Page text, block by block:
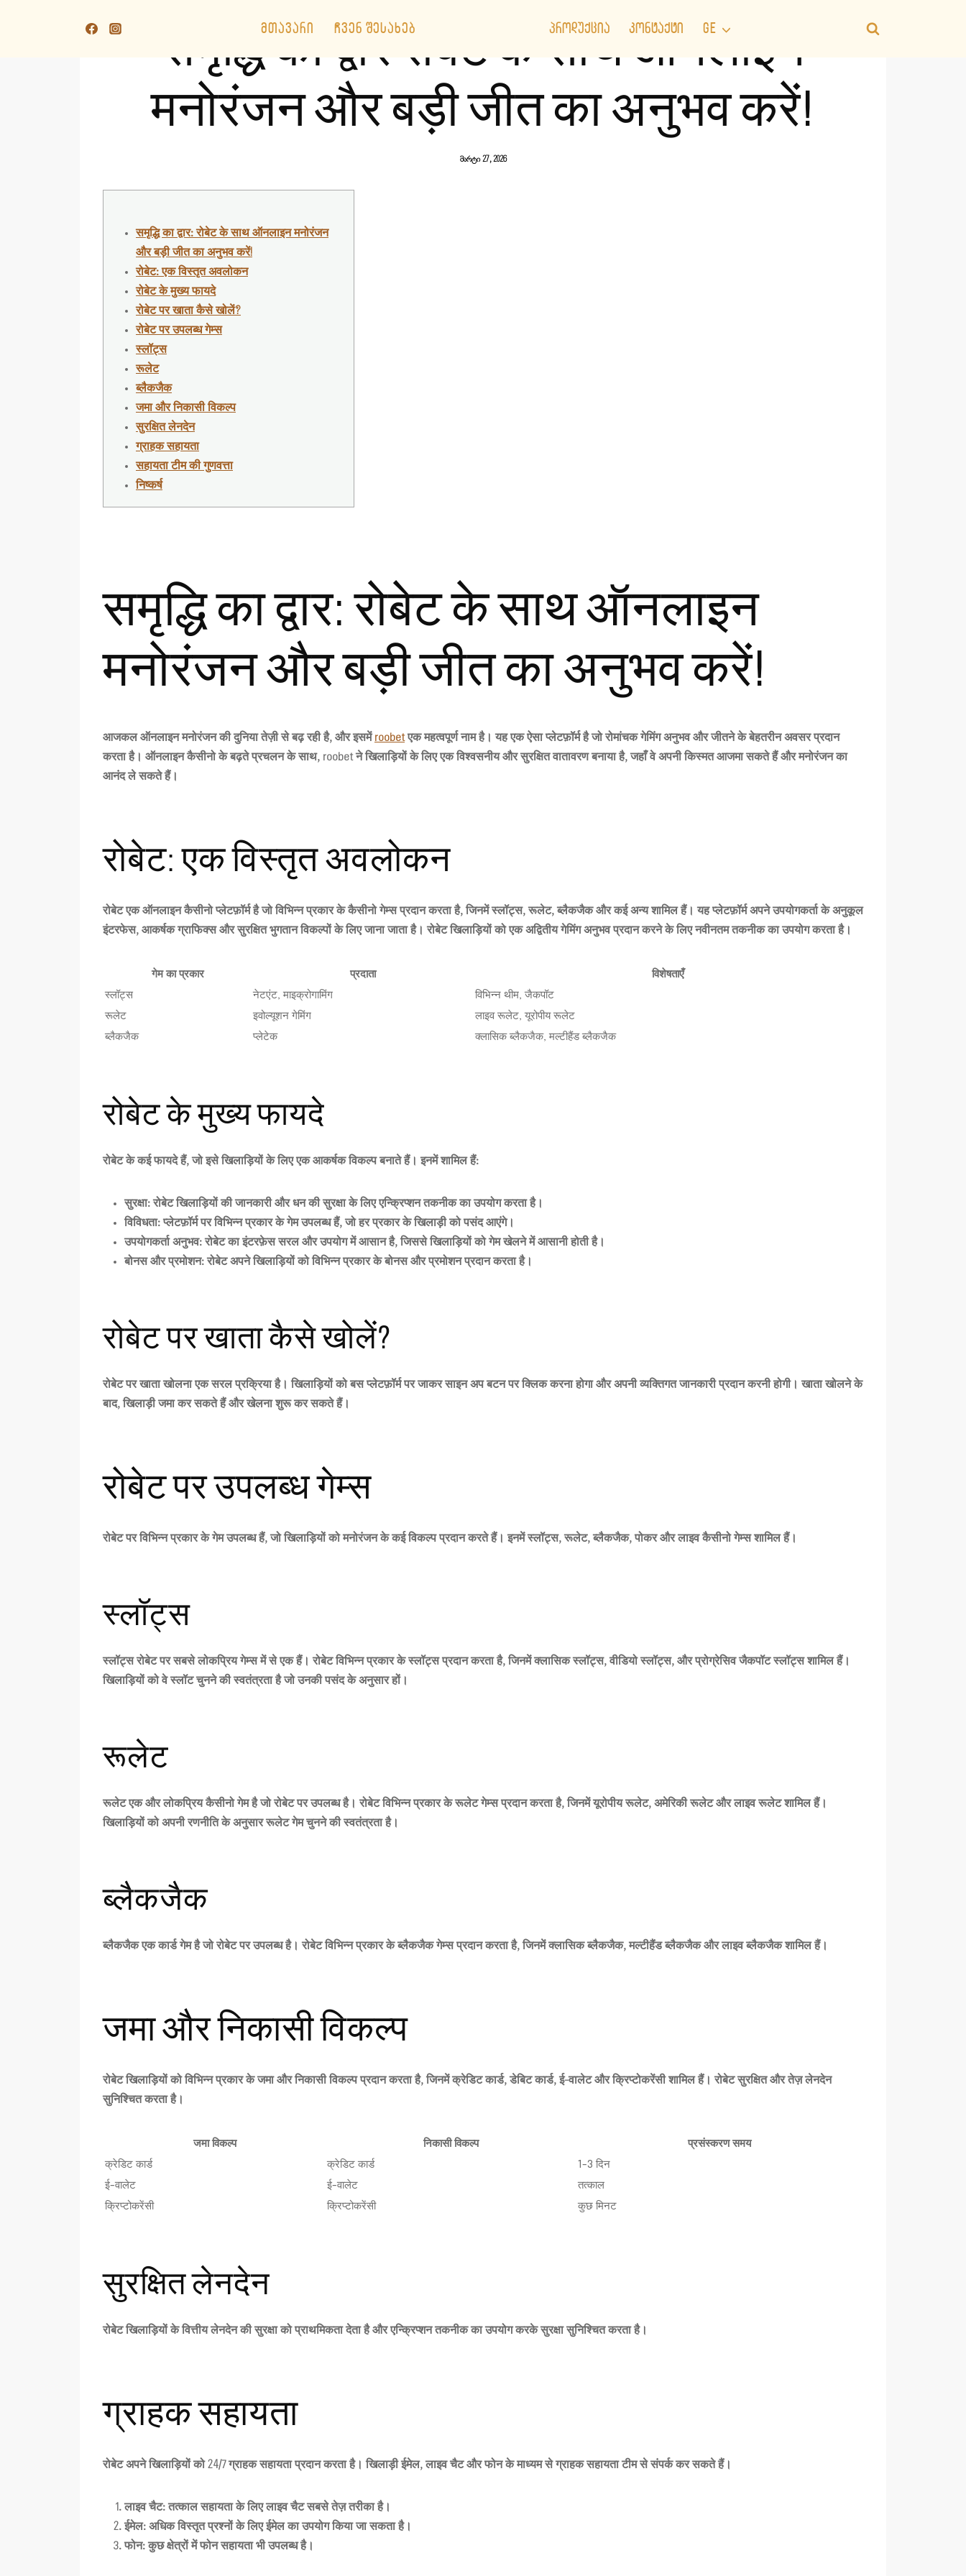
ᲛᲗᲐᲕᲐᲠᲘ ᲩᲕᲔᲜ ᲨᲔᲡᲐᲮᲔᲑ ᲞᲠᲝᲓᲣᲥᲪᲘᲐ ᲙᲝᲜᲢᲐᲥᲢᲘ GE
समृद्धि का द्वार रोबेट के साथ ऑनलाइन
मनोरंजन और बड़ी जीत का अनुभव करें!
მარტი 27, 2026
समृद्धि का द्वार: रोबेट के साथ ऑनलाइन मनोरंजन
और बड़ी जीत का अनुभव करें!
रोबेट: एक विस्तृत अवलोकन
रोबेट के मुख्य फायदे
रोबेट पर खाता कैसे खोलें?
रोबेट पर उपलब्ध गेम्स
स्लॉट्स
रूलेट
ब्लैकजैक
जमा और निकासी विकल्प
सुरक्षित लेनदेन
ग्राहक सहायता
सहायता टीम की गुणवत्ता
निष्कर्ष
समृद्धि का द्वार: रोबेट के साथ ऑनलाइन
मनोरंजन और बड़ी जीत का अनुभव करें!
आजकल ऑनलाइन मनोरंजन की दुनिया तेज़ी से बढ़ रही है, और इसमें roobetएक महत्वपूर्ण नाम है। यह एक ऐसा प्लेटफ़ॉर्म है जो रोमांचक गेमिंग अनुभव और जीतने के बेहतरीन अवसर प्रदान
करता है। ऑनलाइन कैसीनो के बढ़ते प्रचलन के साथ, roobetने खिलाड़ियों के लिए एक विश्वसनीय और सुरक्षित वातावरण बनाया है, जहाँ वे अपनी किस्मत आजमा सकते हैं और मनोरंजन का
आनंद ले सकते हैं।
रोबेट: एक विस्तृत अवलोकन
रोबेटएक ऑनलाइन कैसीनो प्लेटफ़ॉर्म है जो विभिन्न प्रकार के कैसीनो गेम्स प्रदान करता है, जिनमें स्लॉट्स, रूलेट, ब्लैकजैक और कई अन्य शामिल हैं। यह प्लेटफ़ॉर्म अपने उपयोगकर्ता के अनुकूल
इंटरफेस, आकर्षक ग्राफिक्स और सुरक्षित भुगतान विकल्पों के लिए जाना जाता है। रोबेटखिलाड़ियों को एक अद्वितीय गेमिंग अनुभव प्रदान करने के लिए नवीनतम तकनीक का उपयोग करता है।
गेम का प्रकार प्रदाता
विशेषताएँ
स्लॉट्स
नेटएंट, माइक्रोगामिंग
विभिन्न थीम, जैकपॉट
रूलेट
इवोल्यूशन गेमिंग
लाइव रूलेट, यूरोपीय रूलेट
ब्लैकजैक
प्लेटेक क्लासिक ब्लैकजैक, मल्टीहैंड ब्लैकजैक
रोबेट के मुख्य फायदे
रोबेटके कई फायदे हैं, जो इसे खिलाड़ियों के लिए एक आकर्षक विकल्प बनाते हैं। इनमें शामिल हैं:
सुरक्षा: रोबेटखिलाड़ियों की जानकारी और धन की सुरक्षा के लिए एन्क्रिप्शन तकनीक का उपयोग करता है।
विविधता: प्लेटफ़ॉर्म पर विभिन्न प्रकार के गेम उपलब्ध हैं, जो हर प्रकार के खिलाड़ी को पसंद आएंगे।
उपयोगकर्ता अनुभव: रोबेटका इंटरफ़ेस सरल और उपयोग में आसान है, जिससे खिलाड़ियों को गेम खेलने में आसानी होती है।
बोनस और प्रमोशन: रोबेटअपने खिलाड़ियों को विभिन्न प्रकार के बोनस और प्रमोशन प्रदान करता है।
रोबेट पर खाता कैसे खोलें?
रोबेटपर खाता खोलना एक सरल प्रक्रिया है। खिलाड़ियों को बस प्लेटफ़ॉर्म पर जाकर साइन अप बटन पर क्लिक करना होगा और अपनी व्यक्तिगत जानकारी प्रदान करनी होगी। खाता खोलने के
बाद, खिलाड़ी जमा कर सकते हैं और खेलना शुरू कर सकते हैं।
रोबेट पर उपलब्ध गेम्स
रोबेटपर विभिन्न प्रकार के गेम उपलब्ध हैं, जो खिलाड़ियों को मनोरंजन के कई विकल्प प्रदान करते हैं। इनमें स्लॉट्स, रूलेट, ब्लैकजैक, पोकर और लाइव कैसीनो गेम्स शामिल हैं।
स्लॉट्स
स्लॉट्सरोबेटपर सबसे लोकप्रिय गेम्स में से एक हैं। रोबेटविभिन्न प्रकार के स्लॉट्स प्रदान करता है, जिनमें क्लासिक स्लॉट्स, वीडियो स्लॉट्स, और प्रोग्रेसिव जैकपॉट स्लॉट्स शामिल हैं।
खिलाड़ियों को वे स्लॉट चुनने की स्वतंत्रता है जो उनकी पसंद के अनुसार हों।
रूलेट
रूलेट एक और लोकप्रिय कैसीनो गेम है जोरोबेटपर उपलब्ध है। रोबेटविभिन्न प्रकार के रूलेट गेम्स प्रदान करता है, जिनमें यूरोपीय रूलेट, अमेरिकी रूलेट और लाइव रूलेट शामिल हैं।
खिलाड़ियों को अपनी रणनीति के अनुसार रूलेट गेम चुनने की स्वतंत्रता है।
ब्लैकजैक
ब्लैकजैक एक कार्ड गेम है जोरोबेटपर उपलब्ध है। रोबेटविभिन्न प्रकार के ब्लैकजैक गेम्स प्रदान करता है, जिनमें क्लासिक ब्लैकजैक, मल्टीहैंड ब्लैकजैक और लाइव ब्लैकजैक शामिल हैं।
जमा और निकासी विकल्प
रोबेटखिलाड़ियों को विभिन्न प्रकार के जमा और निकासी विकल्प प्रदान करता है, जिनमें क्रेडिट कार्ड, डेबिट कार्ड, ई-वालेट और क्रिप्टोकरेंसी शामिल हैं। रोबेटसुरक्षित और तेज़ लेनदेन
सुनिश्चित करता है।
जमा विकल्प निकासी विकल्प
प्रसंस्करण समय
क्रेडिट कार्ड
क्रेडिट कार्ड
1-3 दिन
ई-वालेट
ई-वालेट
तत्काल
क्रिप्टोकरेंसी
क्रिप्टोकरेंसी कुछ मिनट
सुरक्षित लेनदेन
रोबेटखिलाड़ियों के वित्तीय लेनदेन की सुरक्षा को प्राथमिकता देता है और एन्क्रिप्शन तकनीक का उपयोग करके सुरक्षा सुनिश्चित करता है।
ग्राहक सहायता
रोबेटअपने खिलाड़ियों को 24/7 ग्राहक सहायता प्रदान करता है। खिलाड़ी ईमेल, लाइव चैट और फोन के माध्यम से ग्राहक सहायता टीम से संपर्क कर सकते हैं।
लाइव चैट: तत्काल सहायता के लिए लाइव चैट सबसे तेज़ तरीका है।
ईमेल: अधिक विस्तृत प्रश्नों के लिए ईमेल का उपयोग किया जा सकता है।
फोन: कुछ क्षेत्रों में फोन सहायता भी उपलब्ध है।